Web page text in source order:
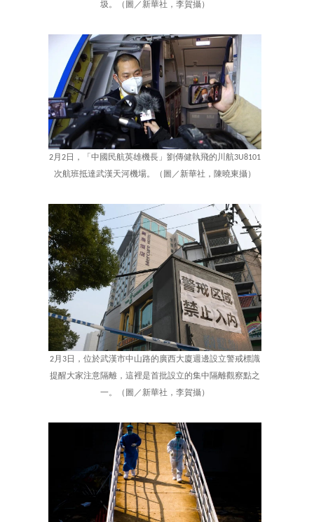
圾。（圖／新華社，李賀攝）
2月2日，「中國民航英雄機長」劉傳健執飛的川航3U8101
次航班抵達武漢天河機場。（圖／新華社，陳曉東攝）
2月3日，位於武漢市中山路的廣西大廈週邊設立警戒標識
提醒大家注意隔離，這裡是首批設立的集中隔離觀察點之
一。（圖／新華社，李賀攝）